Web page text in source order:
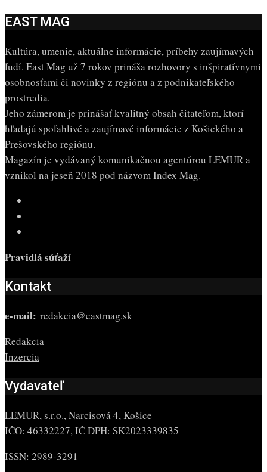
EAST MAG
Kultúra, umenie, aktuálne informácie, príbehy zaujímavých
ľudí. East Mag už 7 rokov prináša rozhovory s inšpiratívnymi
osobnosťami či novinky z regiónu a z podnikateľského
prostredia.
Jeho zámerom je prinášať kvalitný obsah čitateľom, ktorí
hľadajú spoľahlivé a zaujímavé informácie z Košického a
Prešovského regiónu.
Magazín je vydávaný komunikačnou agentúrou LEMUR a
vznikol na jeseň 2018 pod názvom Index Mag.
Pravidlá súťaží
Kontakt
e-mail: redakcia@eastmag.sk
Redakcia
Inzercia
Vydavateľ
LEMUR, s.r.o., Narcisová 4, Košice
IČO: 46332227, IČ DPH: SK2023339835
ISSN: 2989-3291